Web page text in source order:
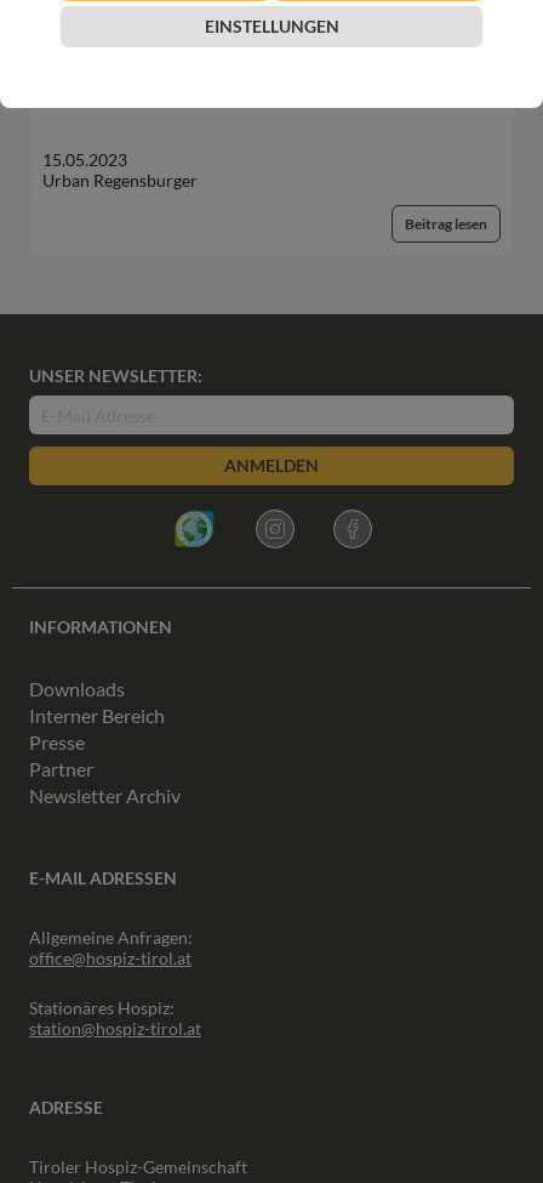
15.05.2023
Urban Regensburger
Beitrag lesen
UNSER NEWSLETTER:
ANMELDEN
INFORMATIONEN
Downloads
Interner Bereich
Presse
Partner
Newsletter Archiv
E-MAIL ADRESSEN
Allgemeine Anfragen:
office@hospiz-tirol.at
Stationäres Hospiz:
station@hospiz-tirol.at
ADRESSE
Tiroler Hospiz-Gemeinschaft
EINSTELLUNGEN